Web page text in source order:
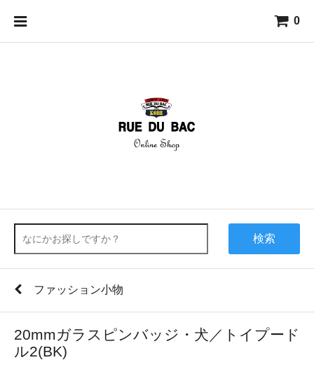
0
検索
ファッション小物
20mmガラスピンバッジ・犬／トイプード
ル2(BK)